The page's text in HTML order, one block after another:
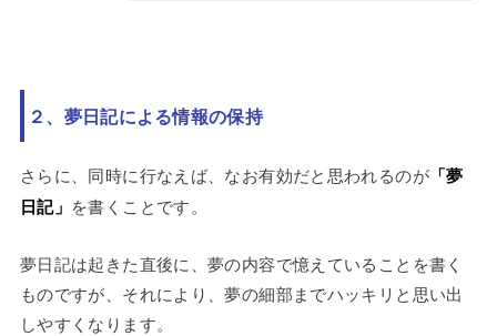
２、夢日記による情報の保持
さらに、同時に行なえば、なお有効だと思われるのが「夢
日記」 を書くことです。
夢日記は起きた直後に、夢の内容で憶えていることを書く
ものですが、それにより、夢の細部までハッキリと思い出
しやすくなります。